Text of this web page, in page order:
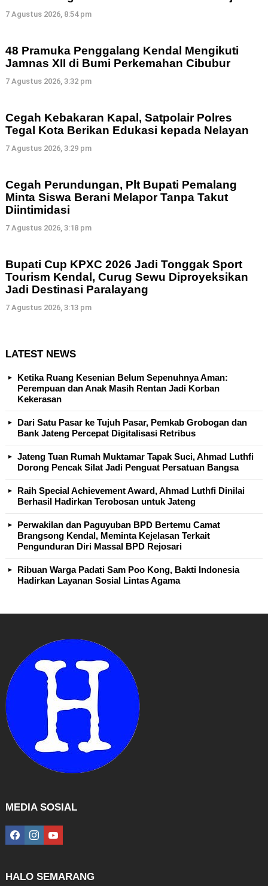
7 Agustus 2026, 8:54 pm
48 Pramuka Penggalang Kendal Mengikuti
Jamnas XII di Bumi Perkemahan Cibubur
7 Agustus 2026, 3:32 pm
Cegah Kebakaran Kapal, Satpolair Polres
Tegal Kota Berikan Edukasi kepada Nelayan
7 Agustus 2026, 3:29 pm
Cegah Perundungan, Plt Bupati Pemalang
Minta Siswa Berani Melapor Tanpa Takut
Diintimidasi
7 Agustus 2026, 3:18 pm
Bupati Cup KPXC 2026 Jadi Tonggak Sport
Tourism Kendal, Curug Sewu Diproyeksikan
Jadi Destinasi Paralayang
7 Agustus 2026, 3:13 pm
LATEST NEWS
Ketika Ruang Kesenian Belum Sepenuhnya Aman:
Perempuan dan Anak Masih Rentan Jadi Korban
Kekerasan
Dari Satu Pasar ke Tujuh Pasar, Pemkab Grobogan dan
Bank Jateng Percepat Digitalisasi Retribus
Jateng Tuan Rumah Muktamar Tapak Suci, Ahmad Luthfi
Dorong Pencak Silat Jadi Penguat Persatuan Bangsa
Raih Special Achievement Award, Ahmad Luthfi Dinilai
Berhasil Hadirkan Terobosan untuk Jateng
Perwakilan dan Paguyuban BPD Bertemu Camat
Brangsong Kendal, Meminta Kejelasan Terkait
Pengunduran Diri Massal BPD Rejosari
Ribuan Warga Padati Sam Poo Kong, Bakti Indonesia
Hadirkan Layanan Sosial Lintas Agama
MEDIA SOSIAL
facebookinstagramyoutube
HALO SEMARANG